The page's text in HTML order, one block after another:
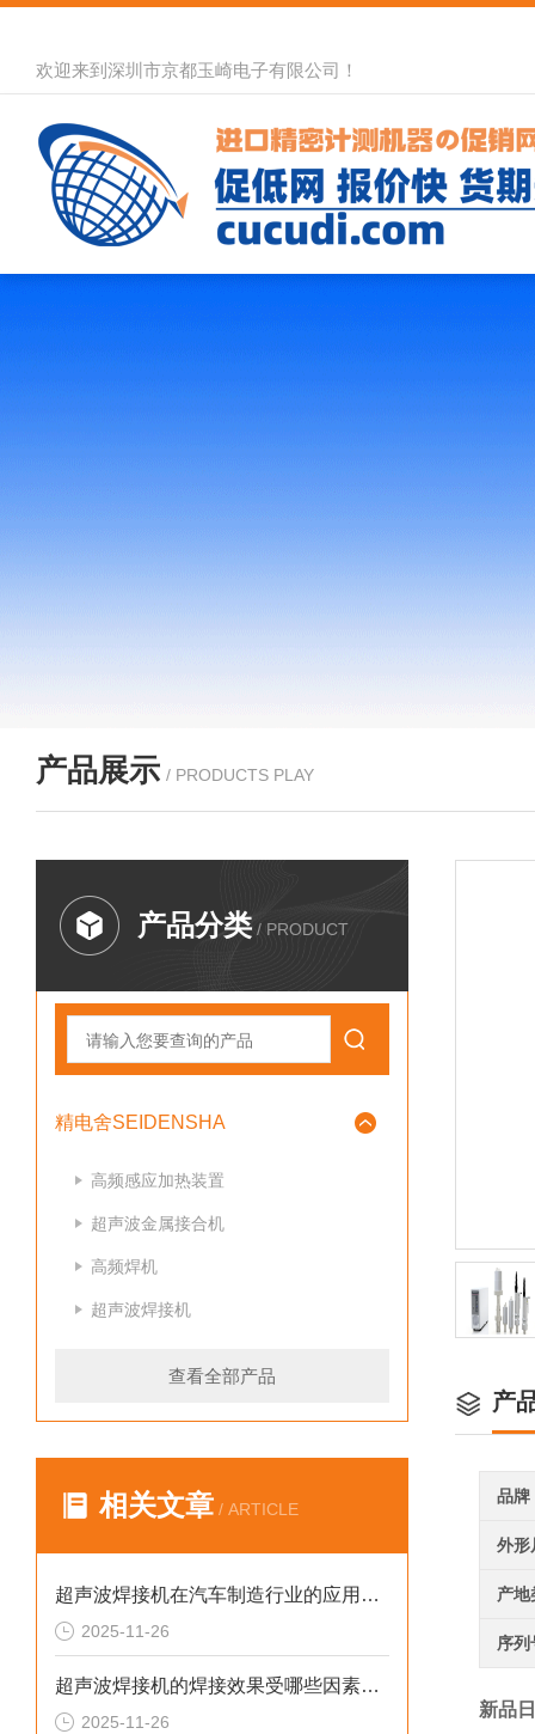
欢迎来到深圳市京都玉崎电子有限公司！
产品展示 / PRODUCTS PLAY
产品分类 / PRODUCT
精电舍SEIDENSHA
高频感应加热装置
超声波金属接合机
高频焊机
超声波焊接机
查看全部产品
相关文章 / ARTICLE
超声波焊接机在汽车制造行业的应用案例
2025-11-26
超声波焊接机的焊接效果受哪些因素影响
2025-11-26
产
品牌
外形
产地
序列
新品